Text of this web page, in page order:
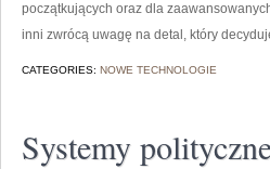
początkujących oraz dla
inni zwrócą uwagę na detal, który
CATEGORIES: NOWE TECHNOLOGIE
Systemy